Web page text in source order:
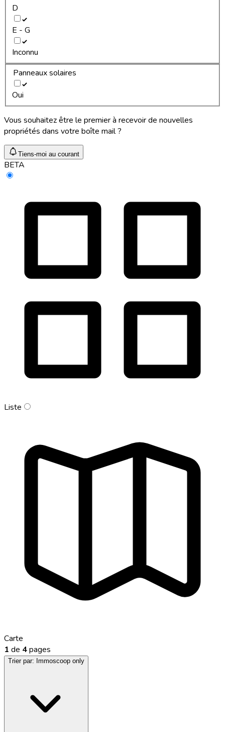
D
E - G
Inconnu
Panneaux solaires
Oui
Vous souhaitez être le premier à recevoir de nouvelles
propriétés dans votre boîte mail ?
Tiens-moi au courant
BETA
Liste
Carte
1 de 4pages
Trier par: Immoscoop only